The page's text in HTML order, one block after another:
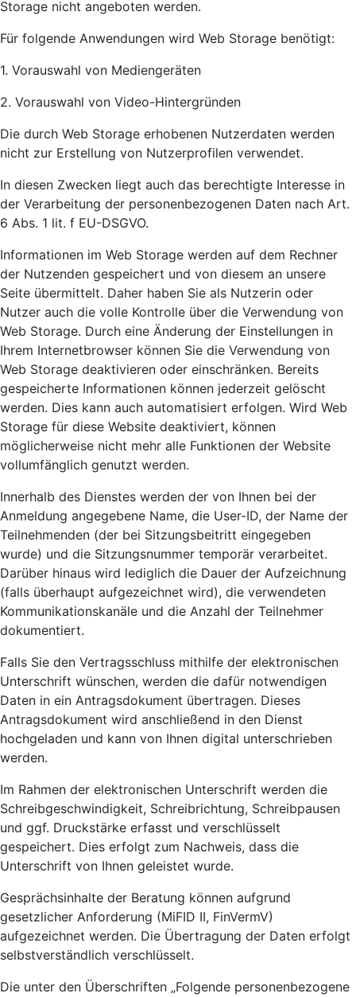
Storage nicht angeboten werden.
Für folgende Anwendungen wird Web Storage benötigt:
1. Vorauswahl von Mediengeräten
2. Vorauswahl von Video-Hintergründen
Die durch Web Storage erhobenen Nutzerdaten werden
nicht zur Erstellung von Nutzerprofilen verwendet.
In diesen Zwecken liegt auch das berechtigte Interesse in
der Verarbeitung der personenbezogenen Daten nach Art.
6 Abs. 1 lit. f EU-DSGVO.
Informationen im Web Storage werden auf dem Rechner
der Nutzenden gespeichert und von diesem an unsere
Seite übermittelt. Daher haben Sie als Nutzerin oder
Nutzer auch die volle Kontrolle über die Verwendung von
Web Storage. Durch eine Änderung der Einstellungen in
Ihrem Internetbrowser können Sie die Verwendung von
Web Storage deaktivieren oder einschränken. Bereits
gespeicherte Informationen können jederzeit gelöscht
werden. Dies kann auch automatisiert erfolgen. Wird Web
Storage für diese Website deaktiviert, können
möglicherweise nicht mehr alle Funktionen der Website
vollumfänglich genutzt werden.
Innerhalb des Dienstes werden der von Ihnen bei der
Anmeldung angegebene Name, die User-ID, der Name der
Teilnehmenden (der bei Sitzungsbeitritt eingegeben
wurde) und die Sitzungsnummer temporär verarbeitet.
Darüber hinaus wird lediglich die Dauer der Aufzeichnung
(falls überhaupt aufgezeichnet wird), die verwendeten
Kommunikationskanäle und die Anzahl der Teilnehmer
dokumentiert.
Falls Sie den Vertragsschluss mithilfe der elektronischen
Unterschrift wünschen, werden die dafür notwendigen
Daten in ein Antragsdokument übertragen. Dieses
Antragsdokument wird anschließend in den Dienst
hochgeladen und kann von Ihnen digital unterschrieben
werden.
Im Rahmen der elektronischen Unterschrift werden die
Schreibgeschwindigkeit, Schreibrichtung, Schreibpausen
und ggf. Druckstärke erfasst und verschlüsselt
gespeichert. Dies erfolgt zum Nachweis, dass die
Unterschrift von Ihnen geleistet wurde.
Gesprächsinhalte der Beratung können aufgrund
gesetzlicher Anforderung (MiFID II, FinVermV)
aufgezeichnet werden. Die Übertragung der Daten erfolgt
selbstverständlich verschlüsselt.
Die unter den Überschriften „Folgende personenbezogene